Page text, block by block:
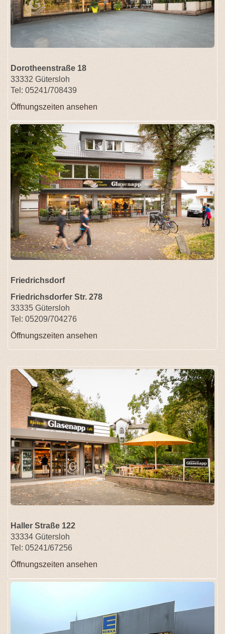
Dorotheenstraße 18
33332 Gütersloh
Tel: 05241/708439
Öffnungszeiten ansehen
Friedrichsdorf
Friedrichsdorfer Str. 278
33335 Gütersloh
Tel: 05209/704276
Öffnungszeiten ansehen
Haller Straße 122
33334 Gütersloh
Tel: 05241/67256
Öffnungszeiten ansehen